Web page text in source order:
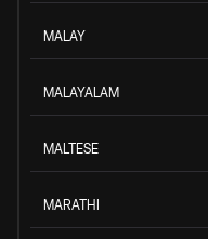
MALAY
MALAYALAM
MALTESE
MARATHI